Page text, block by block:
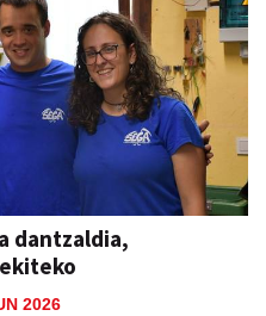
dantzaldia,
2026